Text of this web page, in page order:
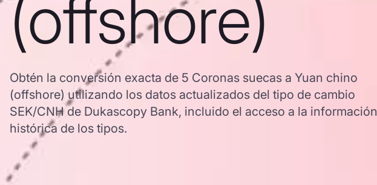
(offshore)
Obtén la conversión exacta de 5 Coronas suecas a Yuan chino
(offshore) utilizando los datos actualizados del tipo de cambio
SEK/CNH de Dukascopy Bank, incluido el acceso a la información
histórica de los tipos.